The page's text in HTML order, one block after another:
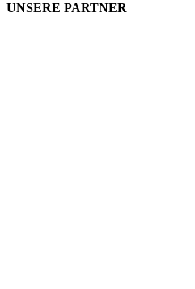
UNSERE PARTNER